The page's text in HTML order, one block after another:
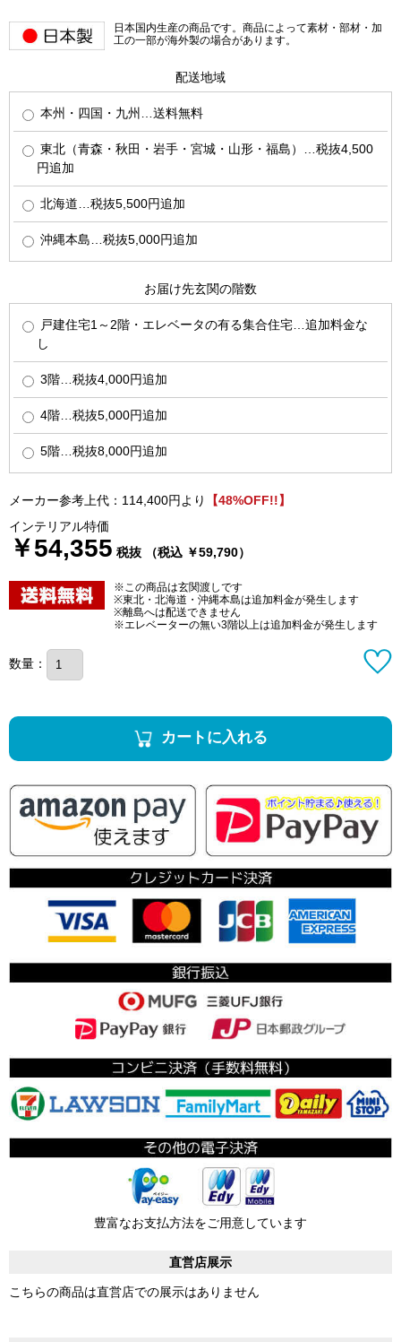
日本国内生産の商品です。商品によって素材・部材・加
工の一部が海外製の場合があります。
配送地域
本州・四国・九州…送料無料
東北（青森・秋田・岩手・宮城・山形・福島）…税抜4,500
円追加
北海道…税抜5,500円追加
沖縄本島…税抜5,000円追加
お届け先玄関の階数
戸建住宅1～2階・エレベータの有る集合住宅…追加料金な
し
3階…税抜4,000円追加
4階…税抜5,000円追加
5階…税抜8,000円追加
メーカー参考上代：114,400円より
【48%OFF!!】
インテリアル特価
￥54,355 税抜 （税込 ￥59,790）
※この商品は玄関渡しです
※東北・北海道・沖縄本島は追加料金が発生します
※離島へは配送できません
※エレベーターの無い3階以上は追加料金が発生します
数量：
カートに入れる
豊富なお支払方法をご用意しています
直営店展示
こちらの商品は直営店での展示はありません